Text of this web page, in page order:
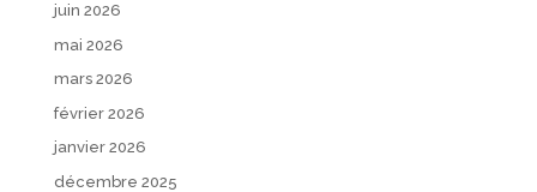
juin 2026
mai 2026
mars 2026
février 2026
janvier 2026
décembre 2025